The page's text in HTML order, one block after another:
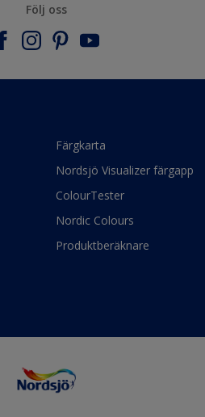
Följ oss
Färgkarta
Nordsjö Visualizer färgapp
ColourTester
Nordic Colours
Produktberäknare